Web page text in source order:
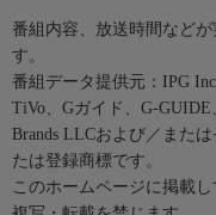
番組内容、放送時間など
す。
番組データ提供元：IPG
TiVo、Gガイド、G-
Brands LLCおよび／また
たは登録商標です。
このホームページに掲載